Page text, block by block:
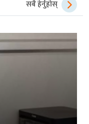
सबै हेर्नुहोस्